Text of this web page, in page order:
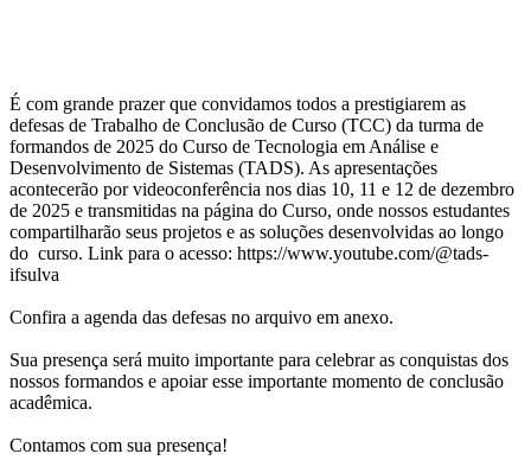
É com grande prazer que convidamos todos a prestigiarem as
defesas de Trabalho de Conclusão de Curso (TCC) da turma de
formandos de 2025 do Curso de Tecnologia em Análise e
Desenvolvimento de Sistemas (TADS). As apresentações
acontecerão por videoconferência nos dias 10, 11 e 12 de dezembro
de 2025 e transmitidas na página do Curso, onde nossos estudantes
compartilharão seus projetos e as soluções desenvolvidas ao longo
do curso. Link para o acesso: https://www.youtube.com/@tads-
ifsulva
Confira a agenda das defesas no arquivo em anexo.
Sua presença será muito importante para celebrar as conquistas dos
nossos formandos e apoiar esse importante momento de conclusão
acadêmica.
Contamos com sua presença!